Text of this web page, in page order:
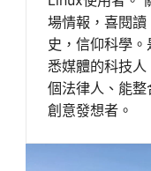
場情報，喜閱
史，信仰科學
悉媒體的科技
個法律人、能
創意發想者。